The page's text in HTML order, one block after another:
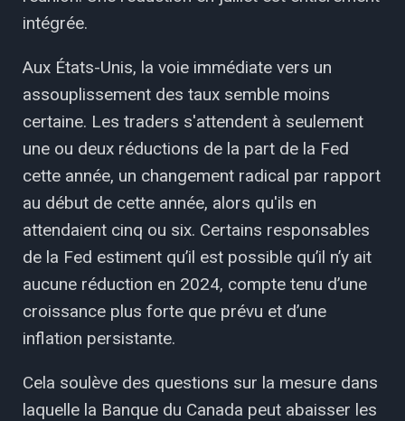
intégrée.
Aux États-Unis, la voie immédiate vers un
assouplissement des taux semble moins
certaine. Les traders s'attendent à seulement
une ou deux réductions de la part de la Fed
cette année, un changement radical par rapport
au début de cette année, alors qu'ils en
attendaient cinq ou six. Certains responsables
de la Fed estiment qu’il est possible qu’il n’y ait
aucune réduction en 2024, compte tenu d’une
croissance plus forte que prévu et d’une
inflation persistante.
Cela soulève des questions sur la mesure dans
laquelle la Banque du Canada peut abaisser les